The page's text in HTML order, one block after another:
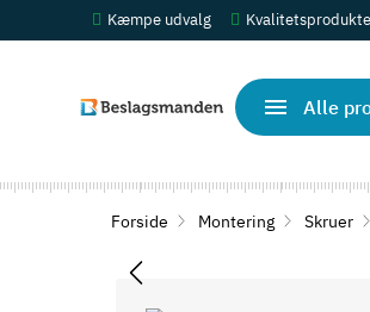
Kæmpe udvalg
Alle
Forside Montering Skruer